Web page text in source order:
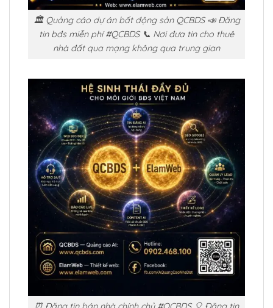
🏛️ Quảng cáo dự án bất động sản QCBDS 📣 Đăng
tin bđs miễn phí #QCBDS 📞 Nơi đưa tin cho thuê
nhà đất qua mạng không qua trung gian